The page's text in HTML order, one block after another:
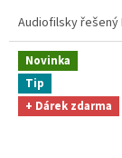
Audiofilsky řešený
Novinka
Tip
+ Dárek zdarma